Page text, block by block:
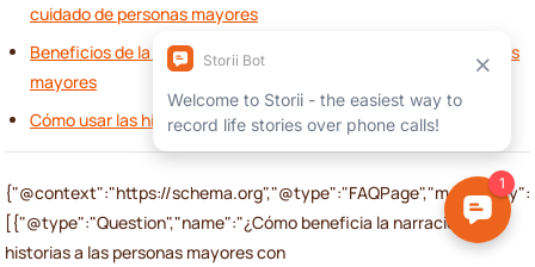
cuidado de personas mayores
Beneficios de la narración de historias en el cuidado de personas
mayores
Cómo usar las historias de vida en los planes de atención
{"@context":"https://schema.org","@type":"FAQPage","mainEntity":
[{"@type":"Question","name":"¿Cómo beneficia la narración de
historias a las personas mayores con